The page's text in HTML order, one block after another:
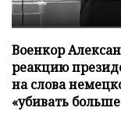
Военкор
реакцию
на слова
«убивать